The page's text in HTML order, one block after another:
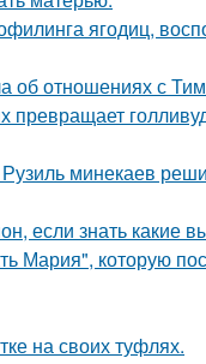
ягодиц,
об отношениях с
минекаев
если знать какие
которую
на своих туфлях.